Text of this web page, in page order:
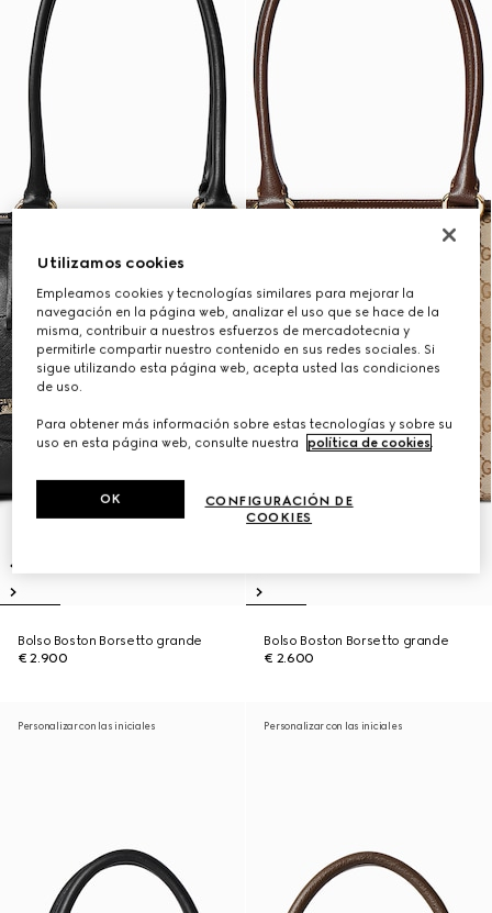
Bolso Boston Borsetto grande
€ 2.900
Bolso Boston Borsetto grande
€ 2.600
Personalizar con las iniciales Personalizar con las iniciales
Utilizamos cookies
Empleamos cookies y tecnologías similares para mejorar la
navegación en la página web, analizar el uso que se hace de la
misma, contribuir a nuestros esfuerzos de mercadotecnia y
permitirle compartir nuestro contenido en sus redes sociales. Si
sigue utilizando esta página web, acepta usted las condiciones
de uso.
Para obtener más información sobre estas tecnologías y sobre su
uso en esta página web, consulte nuestra
política de cookies.
CONFIGURACIÓN DE
COOKIES
OK